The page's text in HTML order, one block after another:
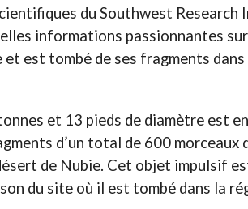
du Southwest Research
informations passionnantes
est tombé de ses fragments
et 13 pieds de diamètre est
d’un total de 600 morceaux
de Nubie. Cet objet impulsif
du site où il est tombé dans la